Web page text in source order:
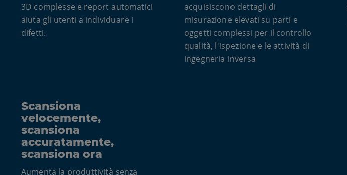
3D complesse e report automatici
aiuta gli utenti a individuare i
difetti.
acquisiscono dettagli di
misurazione elevati su parti e
oggetti complessi per il controllo
qualità, l'ispezione e le attività di
ingegneria inversa
Scansiona
velocemente,
scansiona
accuratamente,
scansiona ora
Aumenta la produttività senza